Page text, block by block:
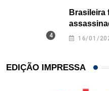
Brasileira
16/01/
EDIÇÃO IMPRESSA